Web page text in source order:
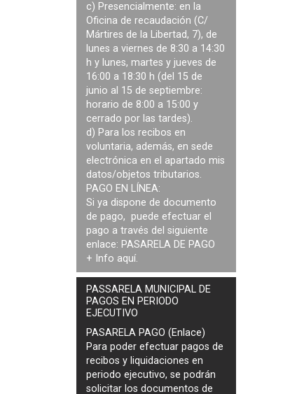
c) Presencialmente: en la
Oficina de recaudación (C/
Mártires de la Libertad, 7), de
lunes a viernes de 8:30 a 14:30
h y lunes, martes y jueves de
16:00 a 18:30 h (del 15 de
junio al 15 de septiembre:
horario de 8:00 a 15:00 y
cerrado por las tardes).
d) Para los recibos en
voluntaria, además, en sede
electrónica en el apartado mis
datos/objetos tributarios.
PAGO EN LÍNEA:
Si ya dispone de documento
de pago, puede efectuar el
pago a través del siguiente
enlace: PASARELA DE PAGO
+ Info aquí.
PASSARELA MUNICIPAL DE
PAGOS EN PERIODO
EJECUTIVO
PASARELA PAGO (Enlace)
Para poder efectuar pagos de
recibos y liquidaciones en
periodo ejecutivo, se podrán
solicitar los documentos de